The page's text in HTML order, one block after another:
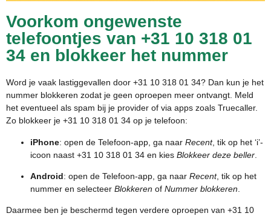
Voorkom ongewenste
telefoontjes van +31 10 318 01
34 en blokkeer het nummer
Word je vaak lastiggevallen door +31 10 318 01 34? Dan kun je het
nummer blokkeren zodat je geen oproepen meer ontvangt. Meld
het eventueel als spam bij je provider of via apps zoals Truecaller.
Zo blokkeer je +31 10 318 01 34 op je telefoon:
iPhone: open de Telefoon-app, ga naar Recent, tik op het ‘i’-
icoon naast +31 10 318 01 34 en kies Blokkeer deze beller
Android: open de Telefoon-app, ga naar Recent, tik op het
nummer en selecteer Blokkeren of Nummer blokkeren
Daarmee ben je beschermd tegen verdere oproepen van +31 10